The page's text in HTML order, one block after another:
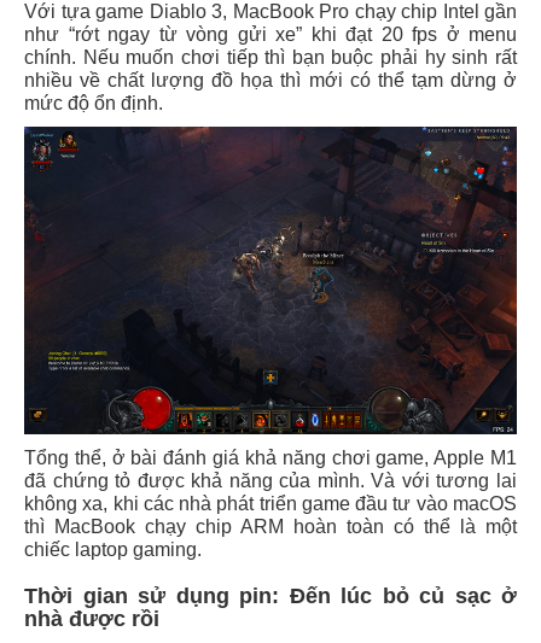
Với tựa game Diablo 3, MacBook Pro chạy chip Intel gần
như “rớt ngay từ vòng gửi xe” khi đạt 20 fps ở menu
chính. Nếu muốn chơi tiếp thì bạn buộc phải hy sinh rất
nhiều về chất lượng đồ họa thì mới có thể tạm dừng ở
mức độ ổn định.
Tổng thể, ở bài đánh giá khả năng chơi game, Apple M1
đã chứng tỏ được khả năng của mình. Và với tương lai
không xa, khi các nhà phát triển game đầu tư vào macOS
thì MacBook chạy chip ARM hoàn toàn có thể là một
chiếc laptop gaming.
Thời gian sử dụng pin: Đến lúc bỏ củ sạc ở
nhà được rồi